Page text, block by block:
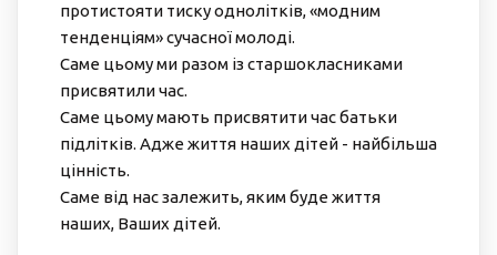
протистояти тиску однолітків, «модним
тенденціям» сучасної молоді.
Саме цьому ми разом із старшокласниками
присвятили час.
Саме цьому мають присвятити час батьки
підлітків. Адже життя наших дітей - найбільша
цінність.
Саме від нас залежить, яким буде життя
наших, Ваших дітей.